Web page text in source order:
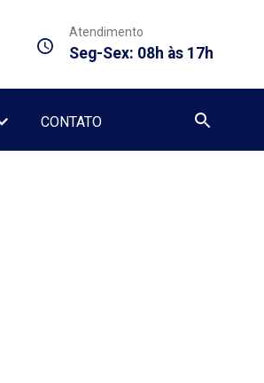
Atendimento
Seg-Sex: 08h às 17h
CONTATO